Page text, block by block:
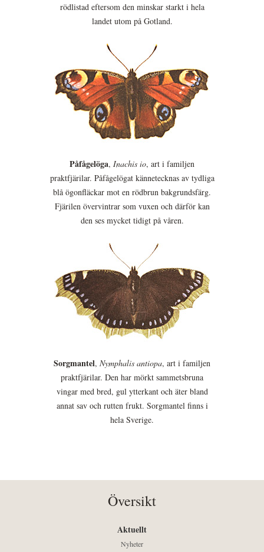
rödlistad eftersom den minskar starkt i hela
landet utom på Gotland.
Påfågelöga, Inachis io, art i familjen
praktfjärilar. Påfågelögat kännetecknas av tydliga
blå ögonfläckar mot en rödbrun bakgrundsfärg.
Fjärilen övervintrar som vuxen och därför kan
den ses mycket tidigt på våren.
Sorgmantel, Nymphalis antiopa, art i familjen
praktfjärilar. Den har mörkt sammetsbruna
vingar med bred, gul ytterkant och äter bland
annat sav och rutten frukt. Sorgmantel finns i
hela Sverige.
Översikt
Aktuellt
Nyheter